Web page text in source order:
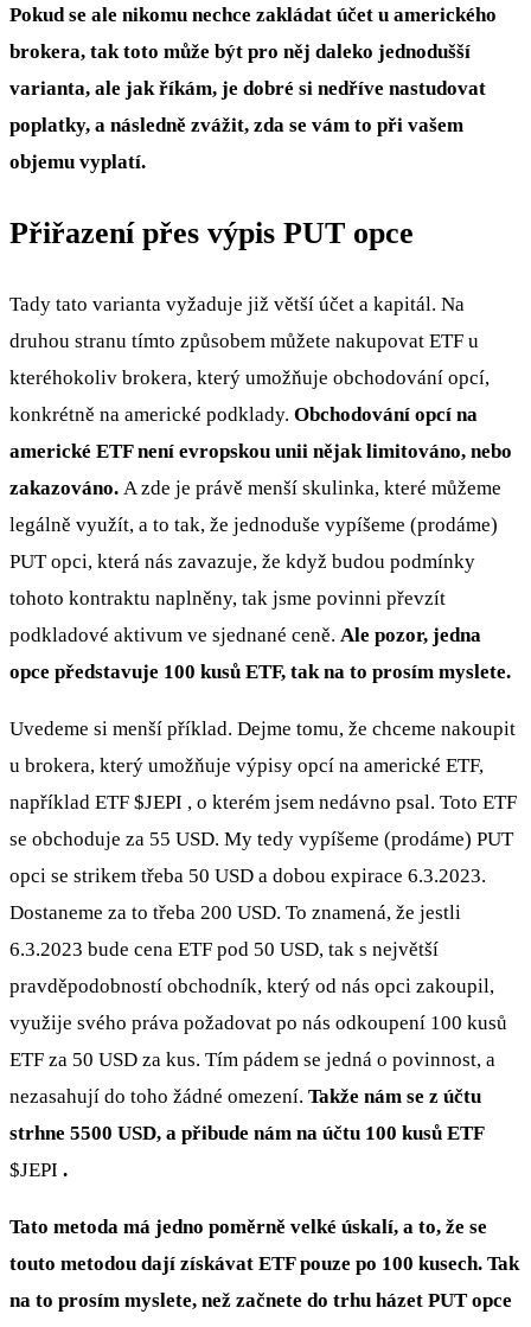
Pokud se ale nikomu nechce zakládat účet u amerického
brokera, tak toto může být pro něj daleko jednodušší
varianta, ale jak říkám, je dobré si nedříve nastudovat
poplatky, a následně zvážit, zda se vám to při vašem
objemu vyplatí.
Přiřazení přes výpis PUT opce
Tady tato varianta vyžaduje již větší účet a kapitál. Na
druhou stranu tímto způsobem můžete nakupovat ETF u
kteréhokoliv brokera, který umožňuje obchodování opcí,
konkrétně na americké podklady. Obchodování opcí na
americké ETF není evropskou unii nějak limitováno, nebo
zakazováno. A zde je právě menší skulinka, které můžeme
legálně využít, a to tak, že jednoduše vypíšeme (prodáme)
PUT opci, která nás zavazuje, že když budou podmínky
tohoto kontraktu naplněny, tak jsme povinni převzít
podkladové aktivum ve sjednané ceně. Ale pozor, jedna
opce představuje 100 kusů ETF, tak na to prosím myslete.
Uvedeme si menší příklad. Dejme tomu, že chceme nakoupit
u brokera, který umožňuje výpisy opcí na americké ETF,
například ETF $JEPI , o kterém jsem nedávno psal. Toto ETF
se obchoduje za 55 USD. My tedy vypíšeme (prodáme) PUT
opci se strikem třeba 50 USD a dobou expirace 6.3.2023.
Dostaneme za to třeba 200 USD. To znamená, že jestli
6.3.2023 bude cena ETF pod 50 USD, tak s největší
pravděpodobností obchodník, který od nás opci zakoupil,
využije svého práva požadovat po nás odkoupení 100 kusů
ETF za 50 USD za kus. Tím pádem se jedná o povinnost, a
nezasahují do toho žádné omezení. Takže nám se z účtu
strhne 5500 USD, a přibude nám na účtu 100 kusů ETF
$JEPI .
Tato metoda má jedno poměrně velké úskalí, a to, že se
touto metodou dají získávat ETF pouze po 100 kusech. Tak
na to prosím myslete, než začnete do trhu házet PUT opce